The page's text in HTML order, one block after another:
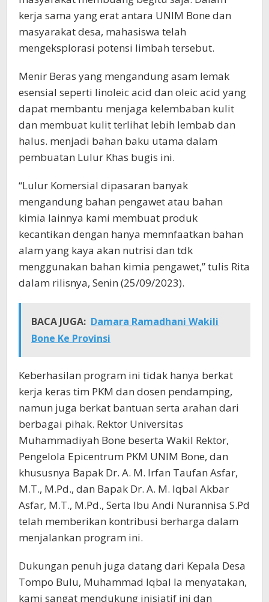
kerja sama yang erat antara UNIM Bone dan
masyarakat desa, mahasiswa telah
mengeksplorasi potensi limbah tersebut.
Menir Beras yang mengandung asam lemak
esensial seperti linoleic acid dan oleic acid yang
dapat membantu menjaga kelembaban kulit
dan membuat kulit terlihat lebih lembab dan
halus. menjadi bahan baku utama dalam
pembuatan Lulur Khas bugis ini.
“Lulur Komersial dipasaran banyak
mengandung bahan pengawet atau bahan
kimia lainnya kami membuat produk
kecantikan dengan hanya memnfaatkan bahan
alam yang kaya akan nutrisi dan tdk
menggunakan bahan kimia pengawet,” tulis Rita
dalam rilisnya, Senin (25/09/2023).
BACA JUGA: Damara Ramadhani Wakili
Bone Ke Provinsi
Keberhasilan program ini tidak hanya berkat
kerja keras tim PKM dan dosen pendamping,
namun juga berkat bantuan serta arahan dari
berbagai pihak. Rektor Universitas
Muhammadiyah Bone beserta Wakil Rektor,
Pengelola Epicentrum PKM UNIM Bone, dan
khususnya Bapak Dr. A. M. Irfan Taufan Asfar,
M.T., M.Pd., dan Bapak Dr. A. M. Iqbal Akbar
Asfar, M.T., M.Pd., Serta Ibu Andi Nurannisa S.Pd
telah memberikan kontribusi berharga dalam
menjalankan program ini.
Dukungan penuh juga datang dari Kepala Desa
Tompo Bulu, Muhammad Iqbal Ia menyatakan,
kami sangat mendukung inisiatif ini dan